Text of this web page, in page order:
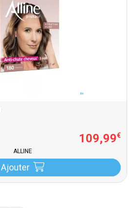
109,99€
ALLINE
Ajouter